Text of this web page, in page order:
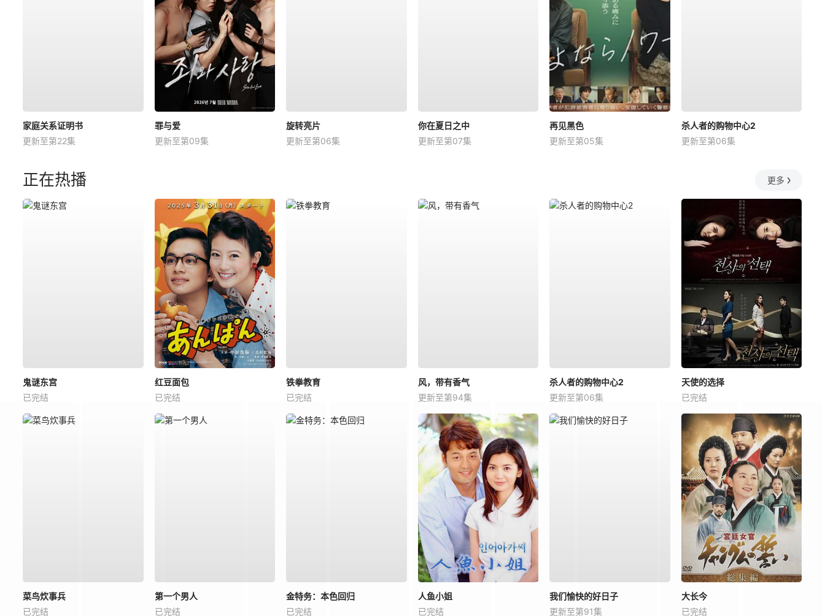
家庭关系证明书
更新至第22集
罪与爱
更新至第09集
旋转亮片
更新至第06集
你在夏日之中
更新至第07集
再见黑色
更新至第05集
杀人者的购物中心2
更新至第06集
正在热播 更多
鬼谜东宫
已完结
红豆面包
已完结
铁拳教育
已完结
风，带有香气
更新至第94集
杀人者的购物中心2
更新至第06集
天使的选择
已完结
菜鸟炊事兵
已完结
第一个男人
已完结
金特务：本色回归
已完结
人鱼小姐
已完结
我们愉快的好日子
更新至第91集
大长今
已完结